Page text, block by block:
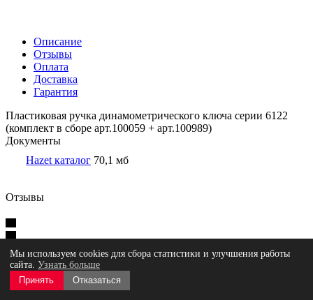
Описание
Отзывы
Оплата
Доставка
Гарантия
Пластиковая ручка динамометрического ключа серии 6122
(комплект в сборе арт.100059 + арт.100989)
Документы
Hazet каталог 70,1 мб
Отзывы
Мы используем cookies для сбора статистики и улучшения работы
сайта. Узнать больше
Принять
Отказаться